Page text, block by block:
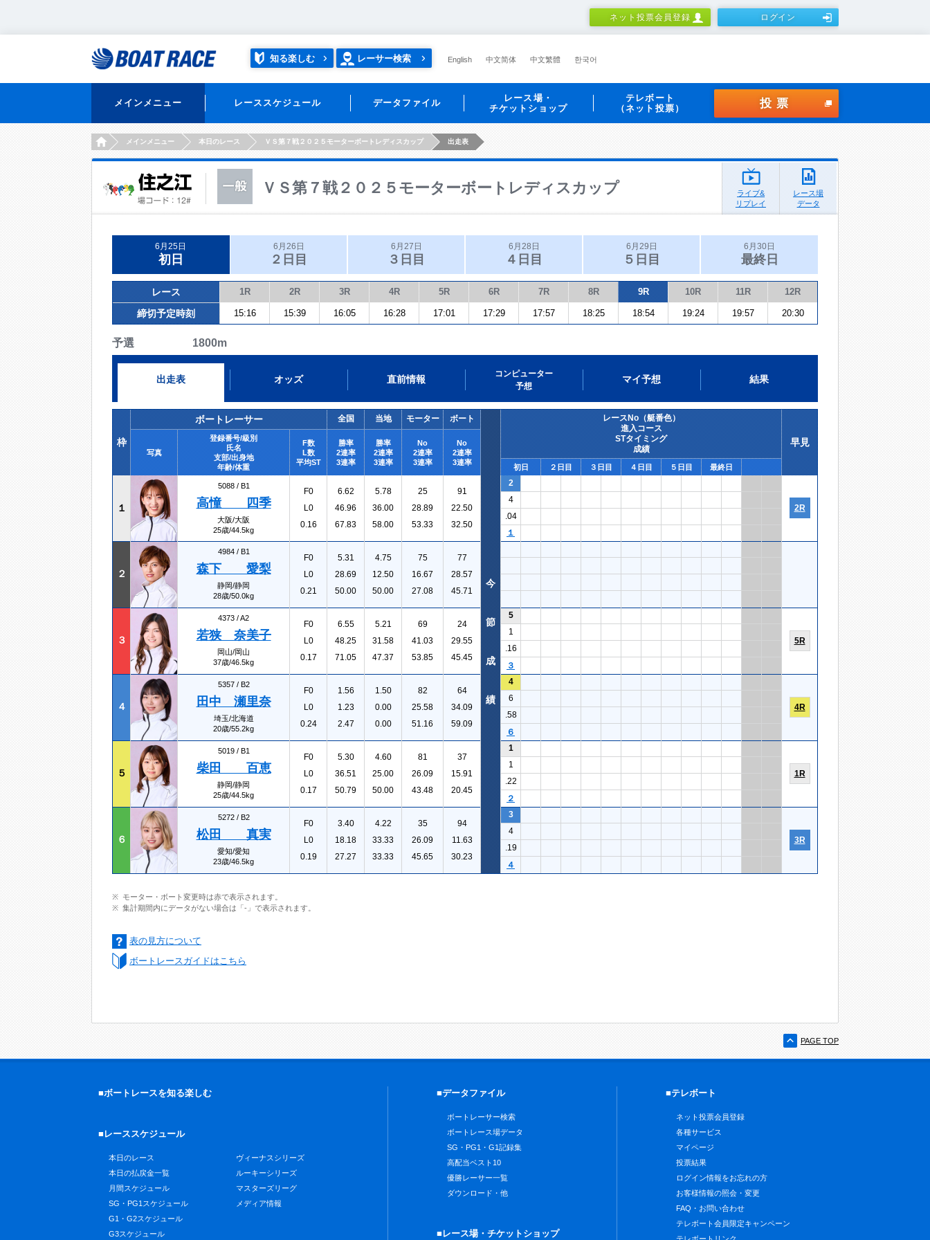
ネット投票会員登録 ログイン
知る楽しむ レーサー検索 English 中文简体 中文繁體 한국어
メインメニュー レーススケジュール データファイル
レース場・
チケットショップ
テレボート
（ネット投票）
投票
HOMEメインメニュー 本日のレース ＶＳ第７戦２０２５モーターボートレディスカップ 出走表
ＶＳ第７戦２０２５モーターボートレディスカップ
ライブ&
リプレイ
レース場
データ
6月25日
初日
6月26日
２日目
6月27日
３日目
6月28日
４日目
6月29日
５日目
6月30日
最終日
レース 1R 2R 3R 4R 5R 6R 7R 8R 9R 10R 11R 12R
締切予定時刻 15:16 15:39 16:05 16:28 17:01 17:29 17:57 18:25 18:54 19:24 19:57 20:30
予選 1800m
出走表 オッズ 直前情報
コンピューター
予想
マイ予想 結果
枠
ボートレーサー 全国 当地 モーター ボート
レースNo（艇番色）
進入コース
STタイミング
成績
早見
写真
登録番号/級別
氏名
支部/出身地
年齢/体重
F数
L数
平均ST
勝率
2連率
3連率
勝率
2連率
3連率
No
2連率
3連率
No
2連率
3連率
初日 ２日目 ３日目 ４日目 ５日目 最終日
１
5088 / B1
高憧 四季
大阪/大阪
25歳/44.5kg
F0
L0
0.16
6.62
46.96
67.83
5.78
36.00
58.00
25
28.89
53.33
91
22.50
32.50
2
2R
4
.04
１
２
4984 / B1
森下 愛梨
静岡/静岡
28歳/50.0kg
F0
L0
0.21
5.31
28.69
50.00
4.75
12.50
50.00
75
16.67
27.08
77
28.57
45.71
３
4373 /A2
若狭 奈美子
岡山/岡山
37歳/46.5kg
F0
L0
0.17
6.55
48.25
71.05
5.21
31.58
47.37
69
41.03
53.85
24
29.55
45.45
5
5R
1
.16
３
４
5357 / B2
田中 瀬里奈
埼玉/北海道
20歳/55.2kg
F0
L0
0.24
1.56
1.23
2.47
1.50
0.00
0.00
82
25.58
51.16
64
34.09
59.09
4
4R
6
.58
６
５
5019 / B1
柴田 百恵
静岡/静岡
25歳/44.5kg
F0
L0
0.17
5.30
36.51
50.79
4.60
25.00
50.00
81
26.09
43.48
37
15.91
20.45
1
1R
1
.22
２
６
5272 / B2
松田 真実
愛知/愛知
23歳/46.5kg
F0
L0
0.19
3.40
18.18
27.27
4.22
33.33
33.33
35
26.09
45.65
94
11.63
30.23
3
3R
4
.19
４
今
節
成
績
モーター・ボート変更時は赤で表示されます。
集計期間内にデータがない場合は「-」で表示されます。
表の見方について
ボートレースガイドはこちら
PAGE TOP
■ボートレースを知る楽しむ
■レーススケジュール
本日のレース
本日の払戻金一覧
月間スケジュール
SG・PG1スケジュール
G1・G2スケジュール
G3スケジュール
ヴィーナスシリーズ
ルーキーシリーズ
マスターズリーグ
メディア情報
■データファイル
ボートレーサー検索
ボートレース場データ
SG・PG1・G1記録集
高配当ベスト10
優勝レーサー一覧
ダウンロード・他
■レース場・チケットショップ
■テレボート
ネット投票会員登録
各種サービス
マイページ
投票結果
ログイン情報をお忘れの方
お客様情報の照会・変更
FAQ・お問い合わせ
テレボート会員限定キャンペーン